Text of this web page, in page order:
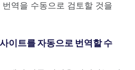
역을 수동으로 검토할 것을
이트를 자동으로 번역할 수